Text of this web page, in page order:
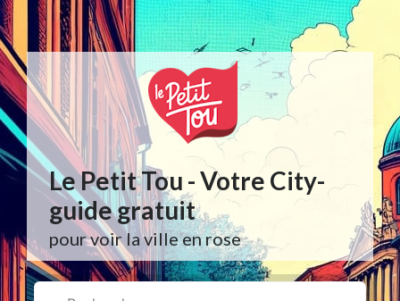
Aller
au
contenu
Le Petit Tou - Votre City-
guide gratuit
pour voir la ville en rose